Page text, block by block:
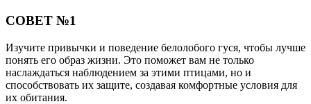
СОВЕТ №1
Изучите привычки и поведение белолобого гуся, чтобы лучше
понять его образ жизни. Это поможет вам не только
наслаждаться наблюдением за этими птицами, но и
способствовать их защите, создавая комфортные условия для
их обитания.